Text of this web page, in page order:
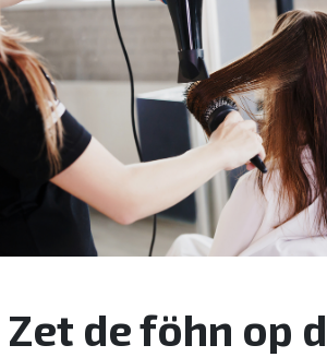
Zet de föhn op